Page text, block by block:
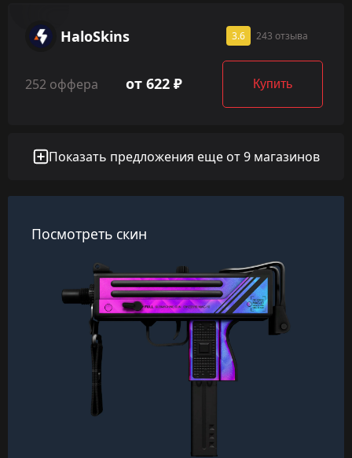
HaloSkins 3.6 243 отзыва
252 оффера от 622 ₽ Купить
Показать предложения еще от 9 магазинов
Посмотреть скин